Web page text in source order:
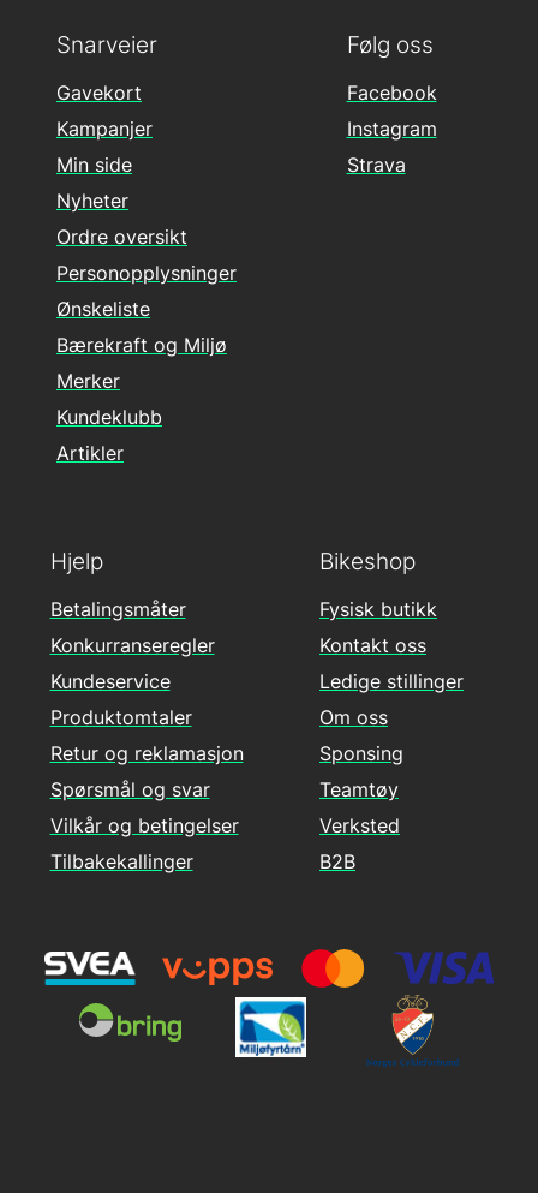
Følg oss
Facebook
Instagram
Strava
Hjelp
Betalingsmåter
Konkurranseregler
Kundeservice
Produktomtaler
Retur og reklamasjon
Spørsmål og svar
Vilkår og betingelser
Tilbakekallinger
Snarveier
Gavekort
Kampanjer
Min side
Nyheter
Ordre oversikt
Personopplysninger
Ønskeliste
Bærekraft og Miljø
Merker
Kundeklubb
Artikler
Bikeshop
Fysisk butikk
Kontakt oss
Ledige stillinger
Om oss
Sponsing
Teamtøy
Verksted
B2B